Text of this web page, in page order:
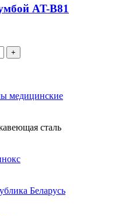
AT-B81
медицинские
сталь
Беларусь